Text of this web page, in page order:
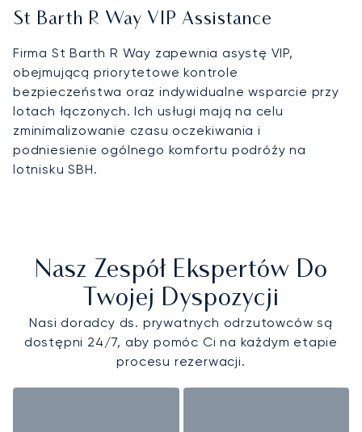
St Barth R Way VIP Assistance
Firma St Barth R Way zapewnia asystę VIP,
obejmującą priorytetowe kontrole
bezpieczeństwa oraz indywidualne wsparcie przy
lotach łączonych. Ich usługi mają na celu
zminimalizowanie czasu oczekiwania i
podniesienie ogólnego komfortu podróży na
lotnisku SBH.
Nasz Zespół Ekspertów Do
Twojej Dyspozycji
Nasi doradcy ds. prywatnych odrzutowców są
dostępni 24/7, aby pomóc Ci na każdym etapie
procesu rezerwacji.